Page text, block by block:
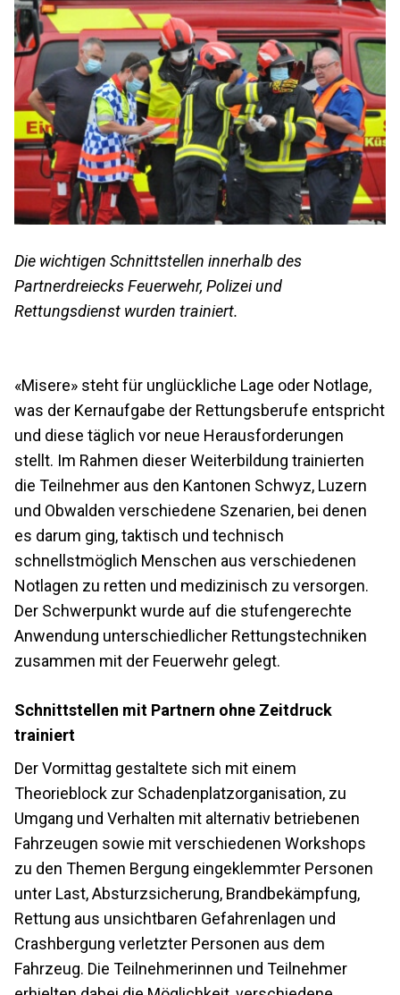
Die wichtigen Schnittstellen innerhalb des
Partnerdreiecks Feuerwehr, Polizei und
Rettungsdienst wurden trainiert.
«Misere» steht für unglückliche Lage oder Notlage,
was der Kernaufgabe der Rettungsberufe entspricht
und diese täglich vor neue Herausforderungen
stellt. Im Rahmen dieser Weiterbildung trainierten
die Teilnehmer aus den Kantonen Schwyz, Luzern
und Obwalden verschiedene Szenarien, bei denen
es darum ging, taktisch und technisch
schnellstmöglich Menschen aus verschiedenen
Notlagen zu retten und medizinisch zu versorgen.
Der Schwerpunkt wurde auf die stufengerechte
Anwendung unterschiedlicher Rettungstechniken
zusammen mit der Feuerwehr gelegt.
Schnittstellen mit Partnern ohne Zeitdruck
trainiert
Der Vormittag gestaltete sich mit einem
Theorieblock zur Schadenplatzorganisation, zu
Umgang und Verhalten mit alternativ betriebenen
Fahrzeugen sowie mit verschiedenen Workshops
zu den Themen Bergung eingeklemmter Personen
unter Last, Absturzsicherung, Brandbekämpfung,
Rettung aus unsichtbaren Gefahrenlagen und
Crashbergung verletzter Personen aus dem
Fahrzeug. Die Teilnehmerinnen und Teilnehmer